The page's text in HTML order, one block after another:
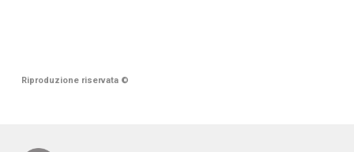
Riproduzione riservata ©